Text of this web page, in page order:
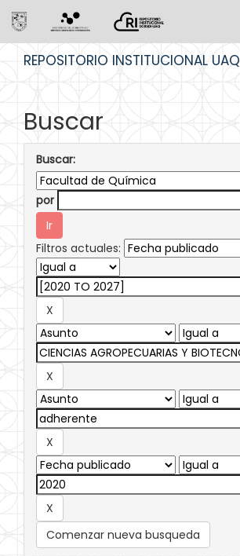
REPOSITORIO INSTITUCIONAL UAQ
Buscar
Buscar:
por
Filtros actuales:
Comenzar nueva busqueda